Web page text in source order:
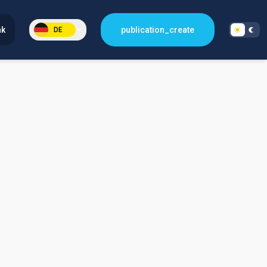
DE publication_create